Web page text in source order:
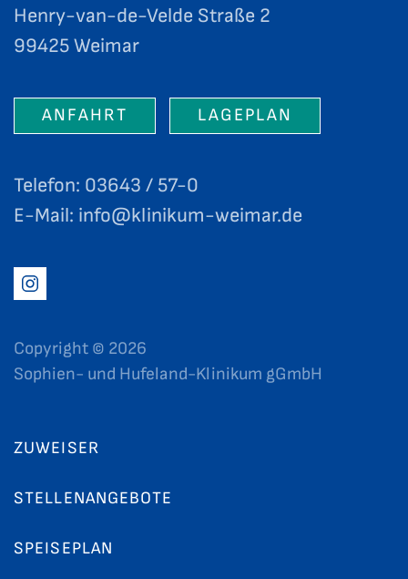
Henry-van-de-Velde Straße 2
99425 Weimar
ANFAHRT LAGEPLAN
Telefon: 03643 / 57-0
E-Mail: info@klinikum-weimar.de
Copyright © 2026
Sophien- und Hufeland-Klinikum gGmbH
ZUWEISER
STELLENANGEBOTE
SPEISEPLAN